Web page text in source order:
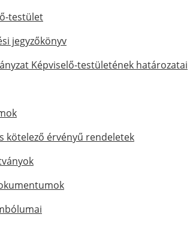
testület
jegyzőkönyv
Képviselő-testületének határozatai
kötelező érvényű rendeletek